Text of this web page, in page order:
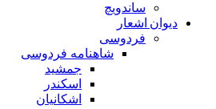
ساندویچ
دیوان اشعار
فردوسی
شاهنامه فردوسی
جمشید
اسکندر
اشکانیان